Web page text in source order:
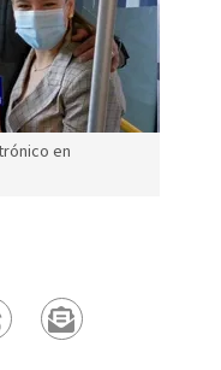
en